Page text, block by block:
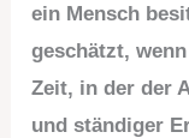
ein Mensch
geschätzt,
Zeit, in der der
und ständiger